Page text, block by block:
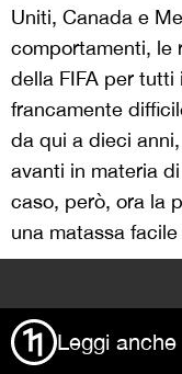
Uniti, Canada e
comportamenti, le
della FIFA per tutti
francamente
da qui a dieci
avanti in materia
caso, però, ora la
una matassa
Leggi anche